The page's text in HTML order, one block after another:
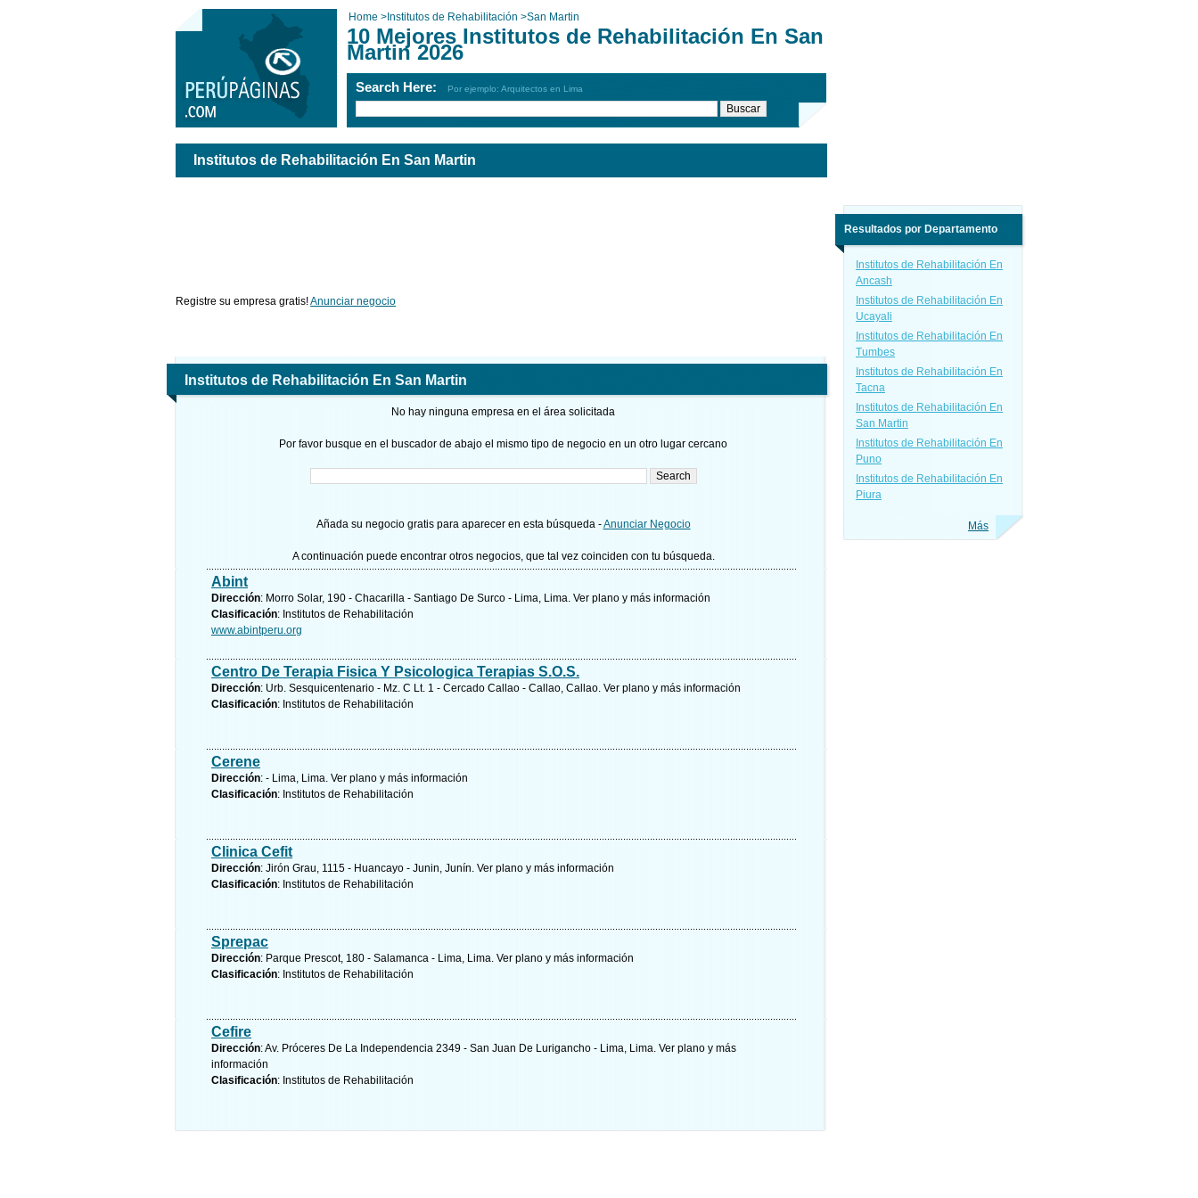
Home > Institutos de Rehabilitación >San Martin
10 Mejores Institutos de Rehabilitación En San
Martin 2026
Search Here: Por ejemplo: Arquitectos en Lima
Institutos de Rehabilitación En San Martin
Registre su empresa gratis!Anunciar negocio
Institutos de Rehabilitación En San Martin
No hay ninguna empresa en el área solicitada
Por favor busque en el buscador de abajo el mismo tipo de negocio en un otro lugar cercano
Añada su negocio gratis para aparecer en esta búsqueda -Anunciar Negocio
A continuación puede encontrar otros negocios, que tal vez coinciden con tu búsqueda.
Abint
Dirección: Morro Solar, 190 - Chacarilla - Santiago De Surco - Lima, Lima. Ver plano y más información
Clasificación: Institutos de Rehabilitación
www.abintperu.org
Centro De Terapia Fisica Y Psicologica Terapias S.O.S.
Dirección: Urb. Sesquicentenario - Mz. C Lt. 1 - Cercado Callao - Callao, Callao. Ver plano y más información
Clasificación: Institutos de Rehabilitación
Cerene
Dirección: - Lima, Lima. Ver plano y más información
Clasificación: Institutos de Rehabilitación
Clinica Cefit
Dirección: Jirón Grau, 1115 - Huancayo - Junin, Junín. Ver plano y más información
Clasificación: Institutos de Rehabilitación
Sprepac
Dirección: Parque Prescot, 180 - Salamanca - Lima, Lima. Ver plano y más información
Clasificación: Institutos de Rehabilitación
Cefire
Dirección: Av. Próceres De La Independencia 2349 - San Juan De Lurigancho - Lima, Lima. Ver plano y más
información
Clasificación: Institutos de Rehabilitación
Resultados por Departamento
Institutos de Rehabilitación En
Ancash
Institutos de Rehabilitación En
Ucayali
Institutos de Rehabilitación En
Tumbes
Institutos de Rehabilitación En
Tacna
Institutos de Rehabilitación En
San Martin
Institutos de Rehabilitación En
Puno
Institutos de Rehabilitación En
Piura
Más